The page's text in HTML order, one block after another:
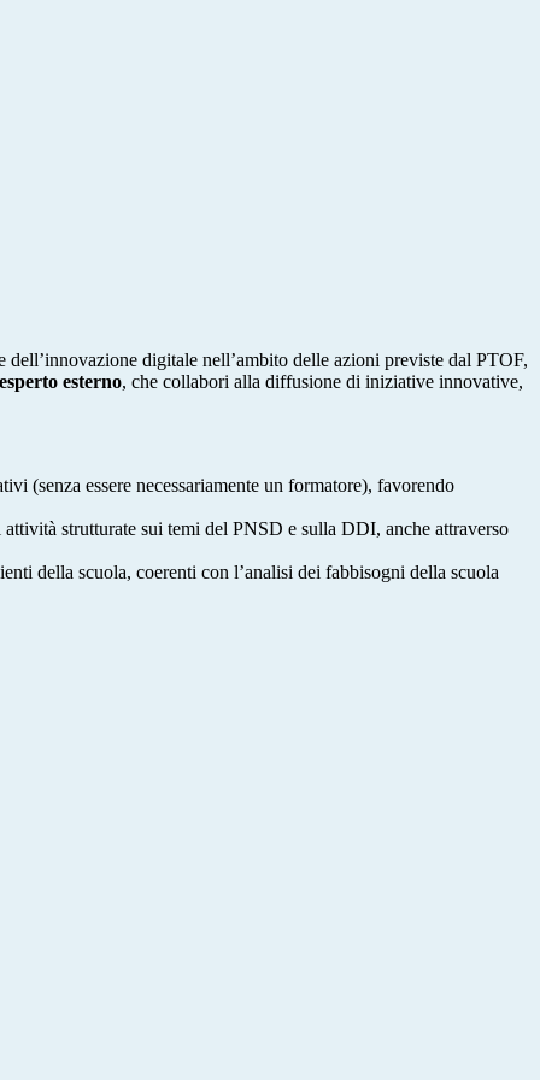
digitale nell’ambito delle azioni previste dal PTOF,
esterno, che collabori alla diffusione di iniziative innovative,
(senza essere necessariamente un formatore), favorendo
strutturate sui temi del PNSD e sulla DDI, anche attraverso
della scuola, coerenti con l’analisi dei fabbisogni della scuola